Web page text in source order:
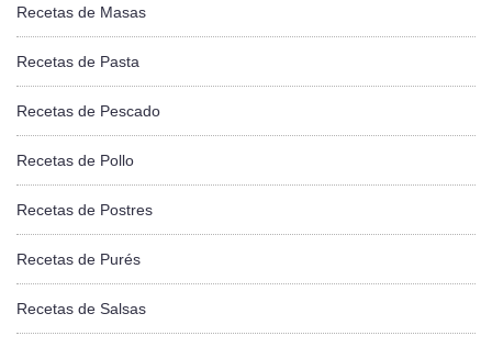
Recetas de Masas
Recetas de Pasta
Recetas de Pescado
Recetas de Pollo
Recetas de Postres
Recetas de Purés
Recetas de Salsas